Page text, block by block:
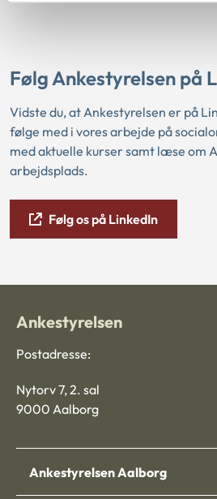
Følg Ankestyrelsen på
Vidste du, at Ankestyrelsen er på
følge med i vores arbejde på
med aktuelle kurser samt læse om
arbejdsplads.
Følg os på LinkedIn
Ankestyrelsen
Postadresse:
Nytorv 7, 2. sal
9000 Aalborg
Ankestyrelsen Aalborg